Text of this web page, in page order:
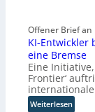
Offener Brief an
KI-
eine Bremse
Eine
Frontier‘
Weiterlesen: